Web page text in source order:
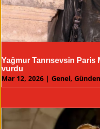
Yağmur Tanrısevsin Paris
vurdu
Mar 12, 2026 | Genel,